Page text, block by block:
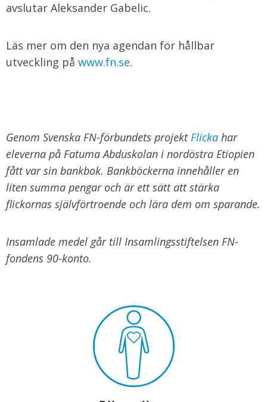
avslutar Aleksander Gabelic.
Läs mer om den nya agendan för hållbar
utveckling på www.fn.se.
Genom Svenska FN-förbundets projektFlicka har
eleverna på Fatuma Abduskolan i nordöstra Etiopien
fått var sin bankbok. Bankböckerna innehåller en
liten summa pengar och är ett sätt att stärka
flickornas självförtroende och lära dem om sparande.
Insamlade medel går till Insamlingsstiftelsen FN-
fondens 90-konto.